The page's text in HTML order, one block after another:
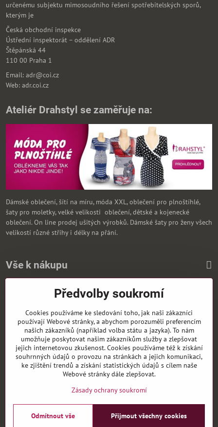
určenému subjektu mimosoudního řešení spotřebitelských sporů,
kterým je
Česká obchodní inspekce
Ústřední inspektorát – oddělení ADR
Štěpánská 44
110 00 Praha 1
Email: adr@coi.cz
Web: adr.coi.cz
Ateliér Drahstyl se zaměřuje na:
Dámské oblečení, šítí na míru, móda XXL, oblečení pro plnoštíhlé,
šaty pro moletky, velké velikosti oblečení, dětské a kojenecké
oblečení. On line prodej ušitých výrobků. Dámské šaty pro ženy všech
velikostí různé střihy i délky na přání.
Vše k nákupu
Zasíláme i na SlovenskoPředvolby soukromí
Cookies používáme ke sledování toho, jak naši zákazníci
používají Webové stránky, a abychom porozuměli preferencím
našich zákazníků (například volba státu a jazyka). To nám
umožňuje poskytovat našim zákazníkům služby a zlepšovat
jejich internetovou zkušenost. Cookies používáme též k získání
souhrnných údajů o provozu na stránkách a jejich komunikaci,
ke zjištění trendů a získání statistických údajů s cílem naše
Webové stránky dále zlepšovat.
Zásady ochrany soukromí
Přijmout všechny cookies
Odmítnout vše